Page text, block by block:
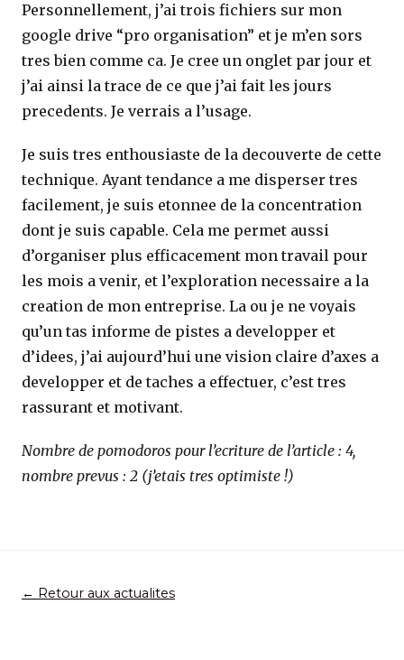
Personnellement, j’ai trois fichiers sur mon
google drive “pro organisation” et je m’en sors
tres bien comme ca. Je cree un onglet par jour et
j’ai ainsi la trace de ce que j’ai fait les jours
precedents. Je verrais a l’usage.
Je suis tres enthousiaste de la decouverte de cette
technique. Ayant tendance a me disperser tres
facilement, je suis etonnee de la concentration
dont je suis capable. Cela me permet aussi
d’organiser plus efficacement mon travail pour
les mois a venir, et l’exploration necessaire a la
creation de mon entreprise. La ou je ne voyais
qu’un tas informe de pistes a developper et
d’idees, j’ai aujourd’hui une vision claire d’axes a
developper et de taches a effectuer, c’est tres
rassurant et motivant.
Nombre de pomodoros pour l’ecriture de l’article : 4,
nombre prevus : 2 (j’etais tres optimiste !)
← Retour aux actualites